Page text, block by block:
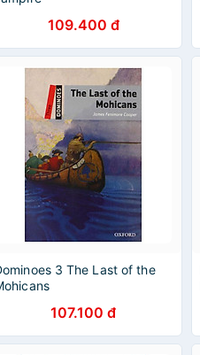
109.400 đ
3 The Last of the
107.100 đ